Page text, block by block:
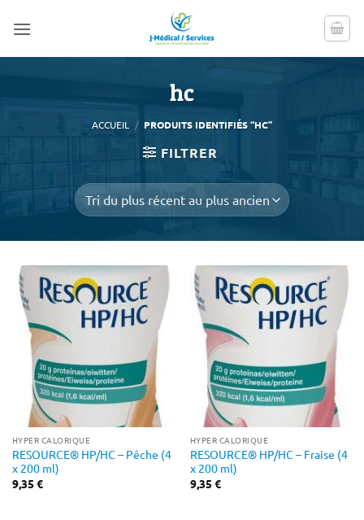
hc
ACCUEIL / PRODUITS IDENTIFIÉS “HC”
FILTRER
HYPER CALORIQUE
RESOURCE® HP/HC – Pêche (4
x 200 ml)
9,35 €
HYPER CALORIQUE
RESOURCE® HP/HC – Fraise (4
x 200 ml)
9,35 €